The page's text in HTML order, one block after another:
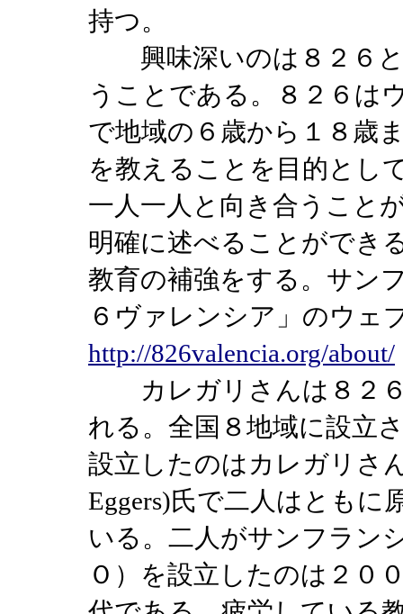
持つ。
興味深いのは８２６と
うことである。８２６は
で地域の６歳から１８歳
を教えることを目的とし
一人一人と向き合うこと
明確に述べることができ
教育の補強をする。サン
６ヴァレンシア」のウェ
http://826valencia.org/about/
カレガリさんは８２６
れる。全国８地域に設立
設立したのはカレガリさ
Eggers)氏で二人はともに
いる。二人がサンフラン
Ｏ）を設立したのは２０